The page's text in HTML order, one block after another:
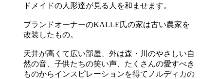
ドメイドの人形達が見る人を和ませます。
ブランドオーナーのKALLE氏の家は古い農家を
改装したもの。
天井が高くて広い部屋、外は森・川のやさしい自
然の音、子供たちの笑い声、たくさんの愛すべき
ものからインスピレーションを得てノルディカの